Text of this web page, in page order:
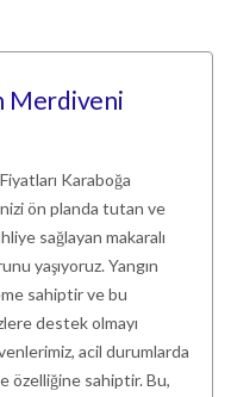
Merdiveni
Karaboğa
ön planda tutan ve
sağlayan makaralı
yaşıyoruz. Yangın
sahiptir ve bu
destek olmayı
acil durumlarda
özelliğine sahiptir. Bu,